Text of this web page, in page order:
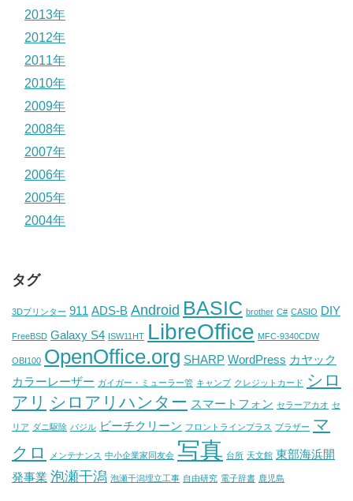
2013年
2012年
2011年
2010年
2009年
2008年
2007年
2006年
2005年
2004年
タグ
3Dプリンター 911 ADS-B Android BASIC brother C# CASIO DIY
FreeBSD Galaxy S4 ISW11HT LibreOffice MFC-9340CDW
OBI100 OpenOffice.org SHARP WordPress カヤック
カラーレーザー ガイガー・ミューラー管 キャンプ クレジットカード シロ
アリ シロアリハンター スマートフォン セラーアカオ セ
リア ダニ駆除 バジル ビーチクリーン フロントラインプラス ブラザー マ
クロ
メンテナンス 中小企業家同友会 写真 台所 天文館 東部海浜開
発事業 泡瀬干潟 泡瀬干潟埋立工事 自由研究 電子辞書 鹿児島